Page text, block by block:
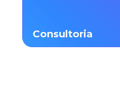
Consultoria